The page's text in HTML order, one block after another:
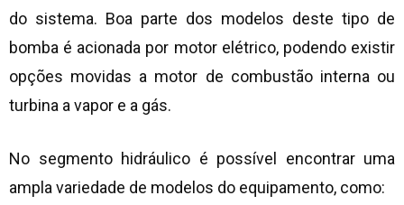
do sistema. Boa parte dos modelos deste tipo de
bomba é acionada por motor elétrico, podendo existir
opções movidas a motor de combustão interna ou
turbina a vapor e a gás.
No segmento hidráulico é possível encontrar uma
ampla variedade de modelos do equipamento, como: